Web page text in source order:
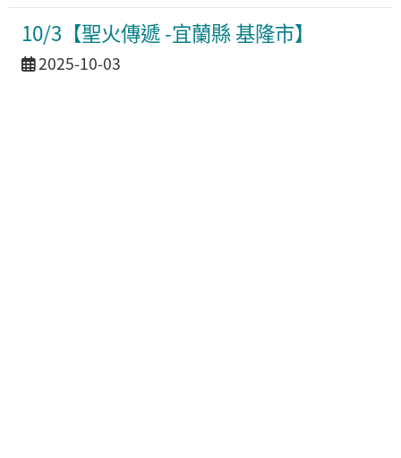
10/3【聖火傳遞 -宜蘭縣 基隆市】
活動日期
2025-10-03